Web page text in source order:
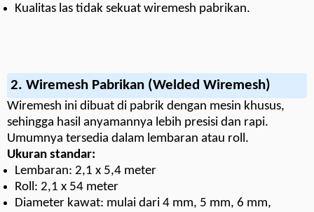
Kualitas las tidak sekuat wiremesh pabrikan.
2. Wiremesh Pabrikan (Welded Wiremesh)
Wiremesh ini dibuat di pabrik dengan mesin khusus,
sehingga hasil anyamannya lebih presisi dan rapi.
Umumnya tersedia dalam lembaran atau roll.
Ukuran standar:
Lembaran: 2,1 x 5,4 meter
Roll: 2,1 x 54 meter
Diameter kawat: mulai dari 4 mm, 5 mm, 6 mm,